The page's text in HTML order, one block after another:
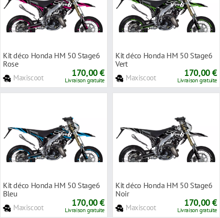
Kit déco Honda HM 50 Stage6
Rose
Maxiscoot 170,00 €
Livraison gratuite
Kit déco Honda HM 50 Stage6
Vert
Maxiscoot 170,00 €
Livraison gratuite
Kit déco Honda HM 50 Stage6
Bleu
Maxiscoot 170,00 €
Livraison gratuite
Kit déco Honda HM 50 Stage6
Noir
Maxiscoot 170,00 €
Livraison gratuite